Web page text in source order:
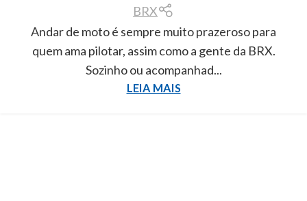
BRX
Andar de moto é sempre muito prazeroso para
quem ama pilotar, assim como a gente da BRX.
Sozinho ou acompanhad...
LEIA MAIS